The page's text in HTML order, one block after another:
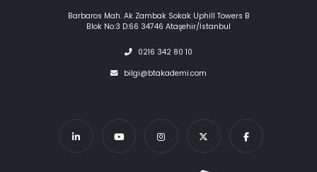
Barbaros Mah. Ak Zambak Sokak Uphill Towers B
Blok No:3 D:66 34746 Ataşehir/İstanbul
0216 342 80 10
bilgi@btakademi.com